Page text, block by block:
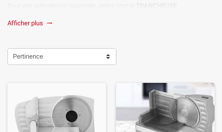
trancher une variété d'aliments avec une grande précision. Profitez de la
Afficher plus 
Pertinence